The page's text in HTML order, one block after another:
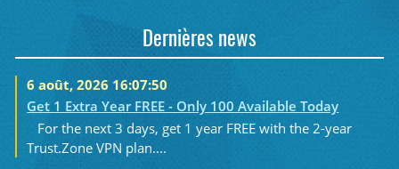
Dernières news
6 août, 2026 16:07:50
Get 1 Extra Year FREE - Only 100 Available Today
For the next 3 days, get 1 year FREE with the 2-year
Trust.Zone VPN plan....